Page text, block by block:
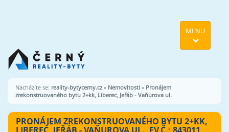
MENU
Nacházíte se: reality-bytycerny.cz » Nemovitosti » Pronájem
zrekonstruovaného bytu 2+kk, Liberec, Jeřáb - Vaňurova ul.
PRONÁJEM ZREKONSTRUOVANÉHO BYTU 2+KK,